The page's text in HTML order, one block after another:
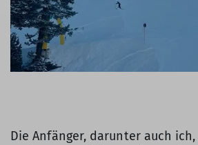
Die Anfänger, darunter auch